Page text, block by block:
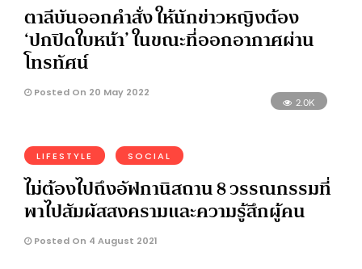
ตาลีบันออกคำสั่ง ให้นักข่าวหญิงต้อง
‘ปกปิดใบหน้า’ ในขณะที่ออกอากาศผ่าน
โทรทัศน์
Posted On 20 May 2022
2.0K
LIFESTYLE SOCIAL
ไม่ต้องไปถึงอัฟกานิสถาน 8 วรรณกรรมที่
พาไปสัมผัสสงครามและความรู้สึกผู้คน
Posted On 4 August 2021